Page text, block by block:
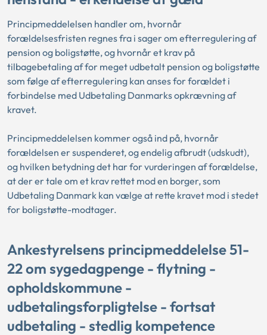
Principmeddelelsen handler om, hvornår
forældelsesfristen regnes fra i sager om efterregulering af
pension og boligstøtte, og hvornår et krav på
tilbagebetaling af for meget udbetalt pension og boligstøtte
som følge af efterregulering kan anses for forældet i
forbindelse med Udbetaling Danmarks opkrævning af
kravet.
Principmeddelelsen kommer også ind på, hvornår
forældelsen er suspenderet, og endelig afbrudt (udskudt),
og hvilken betydning det har for vurderingen af forældelse,
at der er tale om et krav rettet mod en borger, som
Udbetaling Danmark kan vælge at rette kravet mod i stedet
for boligstøtte-modtager.
Ankestyrelsens principmeddelelse 51-
22 om sygedagpenge - flytning -
opholdskommune -
udbetalingsforpligtelse - fortsat
udbetaling - stedlig kompetence